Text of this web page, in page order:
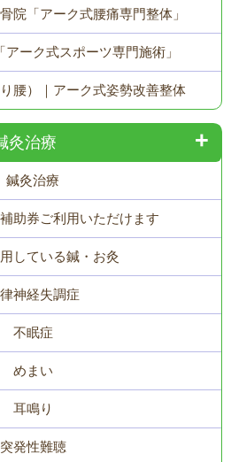
院「アーク式腰痛専門整体」
ーク式スポーツ専門施術」
腰）｜アーク式姿勢改善整体
灸治療
鍼灸治療
助券ご利用いただけます
している鍼・お灸
神経失調症
不眠症
めまい
耳鳴り
突発性難聴